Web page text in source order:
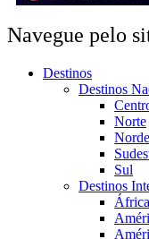
Navegue pelo
Destinos
Destinos
Norte
Sul
Destinos
África